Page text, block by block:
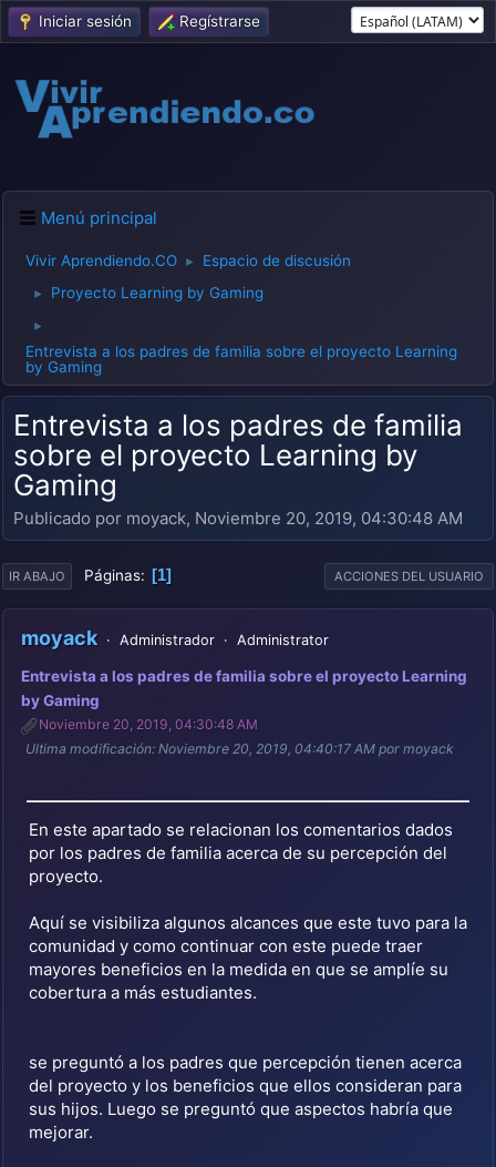
Iniciar sesión Regístrarse
Menú principal
Vivir Aprendiendo.CO ► Espacio de discusión
► Proyecto Learning by Gaming
►
Entrevista a los padres de familia sobre el proyecto Learning
by Gaming
Entrevista a los padres de familia
sobre el proyecto Learning by
Gaming
Publicado por moyack, Noviembre 20, 2019, 04:30:48 AM
IR ABAJO Páginas 1 ACCIONES DEL USUARIO
moyack Administrador Administrator
Entrevista a los padres de familia sobre el proyecto Learning
by Gaming
Noviembre 20, 2019, 04:30:48 AM
Ultima modificación: Noviembre 20, 2019, 04:40:17 AM por moyack
En este apartado se relacionan los comentarios dados
por los padres de familia acerca de su percepción del
proyecto.
Aquí se visibiliza algunos alcances que este tuvo para la
comunidad y como continuar con este puede traer
mayores beneficios en la medida en que se amplíe su
cobertura a más estudiantes.
se preguntó a los padres que percepción tienen acerca
del proyecto y los beneficios que ellos consideran para
sus hijos. Luego se preguntó que aspectos habría que
mejorar.